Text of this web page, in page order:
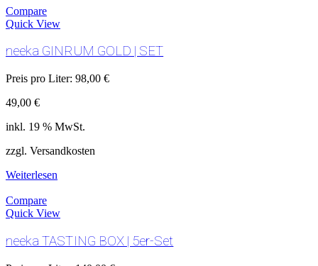
Compare
Quick View
neeka GINRUM GOLD | SET
Preis pro Liter: 98,00 €
49,00 €
inkl. 19 % MwSt.
zzgl. Versandkosten
Weiterlesen
Compare
Quick View
neeka TASTING BOX | 5er-Set